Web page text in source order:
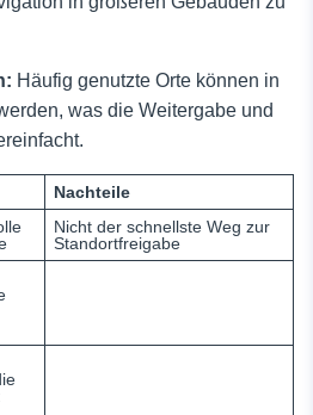
Häufig genutzte Orte können in
was die Weitergabe und
Nachteile
Nicht der schnellste Weg zur
Standortfreigabe